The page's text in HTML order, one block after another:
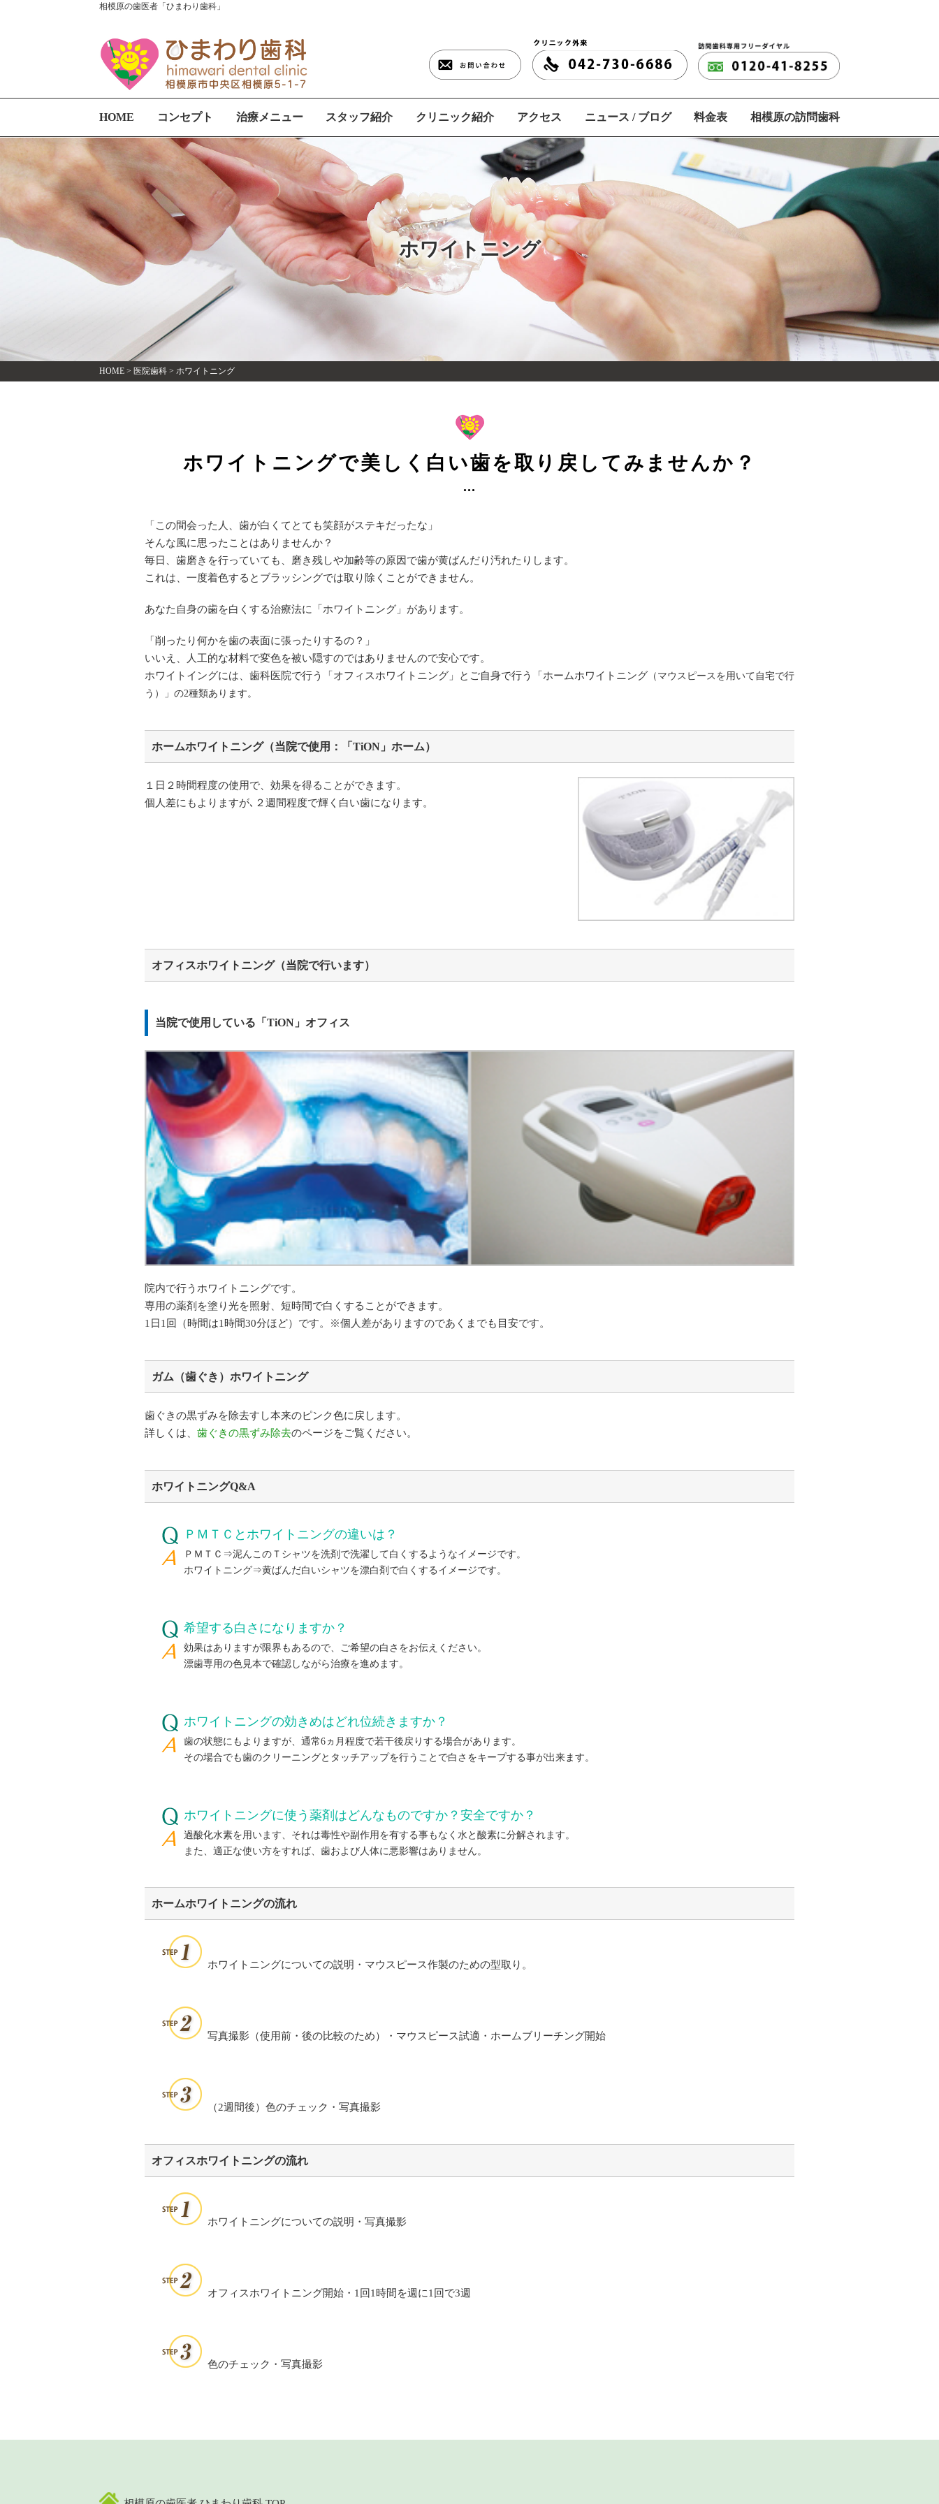
相模原の歯医者「ひまわり歯科」
HOME コンセプト 治療メニュー スタッフ紹介 クリニック紹介 アクセス ニュース / ブログ 料金表 相模原の訪問歯科
ホワイトニング
HOME > 医院歯科 > ホワイトニング
ホワイトニングで美しく白い歯を取り戻してみませんか？
「この間会った人、歯が白くてとても笑顔がステキだったな」
そんな風に思ったことはありませんか？
毎日、歯磨きを行っていても、磨き残しや加齢等の原因で歯が黄ばんだり汚れたりします。
これは、一度着色するとブラッシングでは取り除くことができません。
あなた自身の歯を白くする治療法に「ホワイトニング」があります。
「削ったり何かを歯の表面に張ったりするの？」
いいえ、人工的な材料で変色を被い隠すのではありませんので安心です。
ホワイトイングには、歯科医院で行う「オフィスホワイトニング」とご自身で行う「ホームホワイトニング （マウスピースを用いて自宅で行
う）」の2種類あります。
ホームホワイトニング（当院で使用：「TiON」ホーム）
１日２時間程度の使用で、効果を得ることができます。
個人差にもよりますが､２週間程度で輝く白い歯になります。
オフィスホワイトニング（当院で行います）
当院で使用している「TiON」オフィス
院内で行うホワイトニングです。
専用の薬剤を塗り光を照射、短時間で白くすることができます。
1日1回（時間は1時間30分ほど）です。※個人差がありますのであくまでも目安です。
ガム（歯ぐき）ホワイトニング
歯ぐきの黒ずみを除去すし本来のピンク色に戻します。
詳しくは、 歯ぐきの黒ずみ除去のページをご覧ください。
ホワイトニングQ&A
ＰＭＴＣとホワイトニングの違いは？
ＰＭＴＣ⇒泥んこのＴシャツを洗剤で洗濯して白くするようなイメージです。
ホワイトニング⇒黄ばんだ白いシャツを漂白剤で白くするイメージです。
希望する白さになりますか？
効果はありますが限界もあるので、ご希望の白さをお伝えください。
漂歯専用の色見本で確認しながら治療を進めます。
ホワイトニングの効きめはどれ位続きますか？
歯の状態にもよりますが、通常6ヵ月程度で若干後戻りする場合があります。
その場合でも歯のクリーニングとタッチアップを行うことで白さをキープする事が出来ます。
ホワイトニングに使う薬剤はどんなものですか？安全ですか？
過酸化水素を用います、それは毒性や副作用を有する事もなく水と酸素に分解されます。
また、適正な使い方をすれば、歯および人体に悪影響はありません。
ホームホワイトニングの流れ
ホワイトニングについての説明・マウスピース作製のための型取り。
写真撮影（使用前・後の比較のため）・マウスピース試適・ホームブリーチング開始
（2週間後）色のチェック・写真撮影
オフィスホワイトニングの流れ
ホワイトニングについての説明・写真撮影
オフィスホワイトニング開始・1回1時間を週に1回で3週
色のチェック・写真撮影